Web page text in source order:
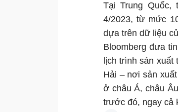
Tại Trung Quốc,
4/2023, từ mức
dựa trên dữ liệu
Bloomberg đưa
lịch trình sản
Hải – nơi sản
ở châu Á, châu
trước đó, ngay cả